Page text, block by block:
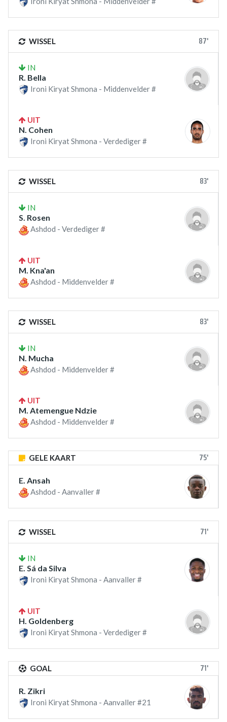
WISSEL 87'
IN
R. Bella
Ironi Kiryat Shmona - Middenvelder #
UIT
N. Cohen
Ironi Kiryat Shmona - Verdediger #
WISSEL 83'
IN
S. Rosen
Ashdod - Verdediger #
UIT
M. Kna'an
Ashdod - Middenvelder #
WISSEL 83'
IN
N. Mucha
Ashdod - Middenvelder #
UIT
M. Atemengue Ndzie
Ashdod - Middenvelder #
GELE KAART 75'
E. Ansah
Ashdod - Aanvaller #
WISSEL 71'
IN
E. Sá da Silva
Ironi Kiryat Shmona - Aanvaller #
UIT
H. Goldenberg
Ironi Kiryat Shmona - Verdediger #
GOAL 71'
R. Zikri
Ironi Kiryat Shmona - Aanvaller #21